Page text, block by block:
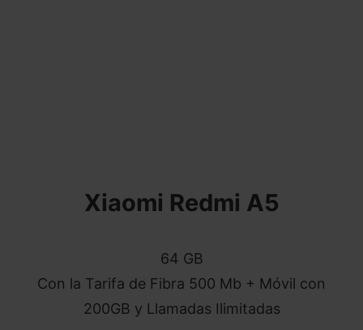
Xiaomi Redmi A5
64 GB
Con la Tarifa de Fibra 500 Mb + Móvil con
200GB y Llamadas Ilimitadas